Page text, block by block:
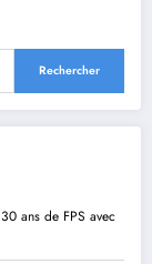
Rechercher
ans de FPS avec